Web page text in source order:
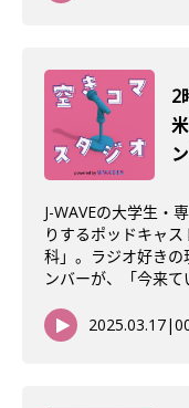
2
J-WAVEの大学生・
りするポッドキャ
科」。ラジオ好きの
ンバーが、「今来て
2025.03.17|